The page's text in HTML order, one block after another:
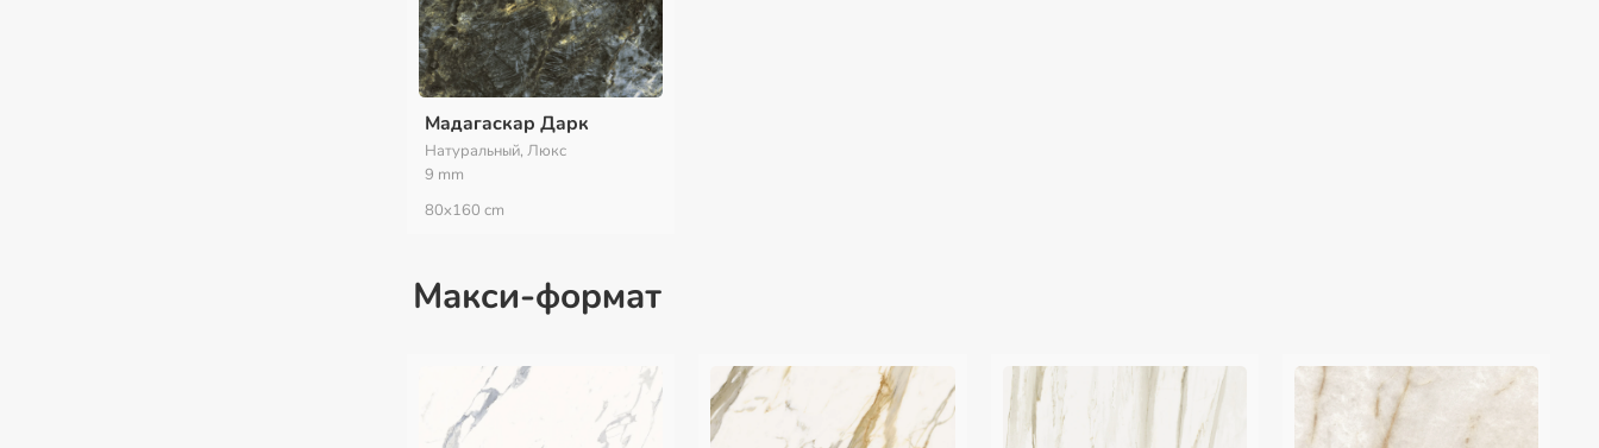
Мадагаскар Дарк
Натуральный, Люкс
9 mm
80x160 cm
Макси-формат